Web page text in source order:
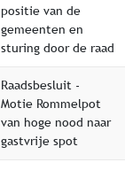
positie van de
gemeenten en
sturing door de raad
Raadsbesluit -
Motie Rommelpot
van hoge nood naar
gastvrije spot